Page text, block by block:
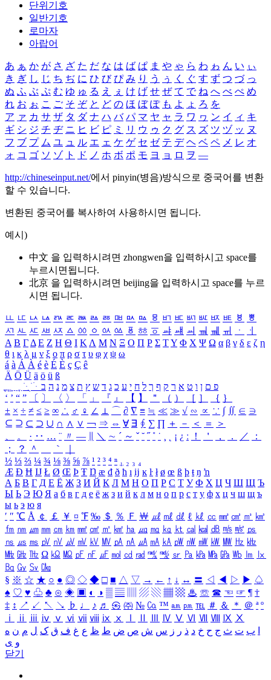
단위기호
일반기호
로마자
아랍어
あ ぁ か が さ ざ た だ な は ば ぱ ま や ゃ ら わ ゎ ん い ぃ
き ぎ し じ ち ぢ に ひ び ぴ み り う ぅ く ぐ す ず つ づ っ
ぬ ふ ぶ ぷ む ゆ ゅ る え ぇ け げ せ ぜ て で ね へ べ ぺ め
れ お ぉ こ ご そ ぞ と ど の ほ ぼ ぽ も よ ょ ろ を
ア ァ カ サ ザ タ ダ ナ ハ バ パ マ ヤ ャ ラ ワ ヮ ン イ ィ キ
ギ シ ジ チ ヂ ニ ヒ ビ ピ ミ リ ウ ゥ ク グ ス ズ ツ ヅ ッ ヌ
フ ブ プ ム ユ ュ ル エ ェ ケ ゲ セ ゼ テ デ ヘ ベ ペ メ レ オ
ォ コ ゴ ソ ゾ ト ド ノ ホ ボ ポ モ ヨ ョ ロ ヲ ―
http://chineseinput.net/에서 pinyin(병음)방식으로 중국어를 변환
할 수 있습니다.
변환된 중국어를 복사하여 사용하시면 됩니다.
예시)
中文 을 입력하시려면 zhongwen을 입력하시고 space를
누르시면됩니다.
北京 을 입력하시려면 beijing을 입력하시고 space를 누르
시면 됩니다.
ㅥ ㅦ ㅧ ㅨ ㅩ ㅪ ㅫ ㅬ ㅭ ㅮ ㅯ ㅰ ㅱ ㅲ ㅳ ㅴ ㅵ ㅶ ㅷ ㅸ
ㅹ
ㅺ ㅻ ㅼ ㅽ ㅾ ㅿ ㆀ ㆁ ㆂ ㆃ ㆄ ㆅ ㆆ ㆇ ㆈ ㆉ ㆊ ㆋ ㆌ ㆍ
ㆎ
Α Β ΓΔ Ε Ζ Η Θ Ι ΚΛ Μ Ν Ξ Ο Π Ρ Σ ΤΥ Φ Χ Ψ Ω α β γ δ ε ζ η
θ ι κ λ μ ν ξ ο π ρ σ τ υ φ χ ψ ω
á à Á À é è É È ç Ç ê
Ä Ö Ü ä ö ü ß
ִֶֹ ֻּ ׁׂ פ ם ן ו ט א ר ק ף ך ל ח י ע כ ג ד ש ץ ת צ מ נ ה ב
‘ ’ “ ” 〔 〕 〈 〉 「 」 『 』 【 】 ＂ （ ） ［ ］ ｛ ｝
± × ÷ ≠ ≤ ≥ ∞ ∴ ♂ ♀ ∠ ⊥ ⌒ ∂ ∇ ≡ ≒ ≪ ≫ √ ∽ ∝ ∵ ∫ ∬ ∈ ∋
⊆ ⊇ ⊂ ⊃ ∪ ∩ ∧ ∨ ￢ ⇒ ⇔ ∀ ∃ ∮ ∑ ∏ ＋ － ＜ ＝
＞
、
。 · ‥ … ¨ 〃 ― ＼ ∼ ´ ～ ˇ ˘ ˝ ˚ ˙ ¸ ¡ ¿ ː ！ ＇ ， ． ／
：
；
？ ＾ ｀
½ ⅓ ⅔ ¼ ¾ ⅛ ⅜ ⅝ ⅞ ¹ ² ³ ⁴ ⁿ ₁ ₂ ₃ ₄
Æ Ð Ħ Ĳ Ł Ø Œ Þ Ŧ Ŋ æ đ ð ħ ı ĳ ĸ ŀ ł ø œ ß þ ŧ ŋ ŉ
А Б В Г Д Е Ё Ж З И Й К Л М Н О П Р С Т У Ф Х Ц Ч Ш Щ Ъ
Ы Ь Э Ю Я а б в г д е ё ж з и й к л м н о п р с т у ф х ц ч ш щ ъ
ы ь э ю я
′ ″ ℃ Å ￠ ￡ ￥ ¤ ℉ ‰ ＄ ％ Ｆ ￦ ㎕ ㎖ ㎗ ℓ ㎘ ㏄ ㎣ ㎤ ㎥ ㎦
㎙ ㎚ ㎛ ㎜ ㎝ ㎞ ㎟ ㎠ ㎡ ㎢ ㏊ ㎍ ㎎ ㎏ ㏏ ㎈ ㎉ ㏈ ㎧ ㎨ ㎰
㎱ ㎲ ㎳ ㎴ ㎵ ㎶ ㎷ ㎸ ㎹ ㎀ ㎁ ㎂ ㎃ ㎄ ㎺ ㎻ ㎽ ㎾ ㎿ ㎐ ㎑
㎒ ㎓ ㎔ Ω ㏀ ㏁ ㎊ ㎋ ㎌ ㏖ ㏅ ㎭ ㎮ ㎯ ㏛ ㎩ ㎪ ㎫ ㎬ ㏝ ㏐
㏓
㏃ ㏉ ㏜ ㏆
§ ※ ☆ ★ ○ ● ◎ ◇ ◆ □ ■ △ ▽ → ← ↑ ↓ ↔ 〓 ◁ ◀ ▷ ▶ ♤
♠ ♡ ♥ ♧ ♣ ⊙ ◈ ▣ ◐ ◑ ▒ ▤ ▨ ▧ ▦ ▩ ♨ ☏ ☎ ☜ ☞ ¶ †
‡ ↕ ↗ ↙ ↖ ↘ ♭ ♩ ♪ ♬ ㉿ ㈜ № ㏇ ™ ㏂ ㏘ ℡ ＃ ＆ ＊ ＠ ª º
ⅰ
ⅱ ⅲ ⅳ ⅴ ⅵ ⅶ ⅷ ⅸ ⅹ Ⅳ Ⅴ Ⅵ Ⅶ Ⅷ Ⅸ Ⅹ
ب ت ث ج ح خ د ذ ر ز س ش ص ض ط ظ ع غ ف ق ک ل م ن ه
و ی
닫기